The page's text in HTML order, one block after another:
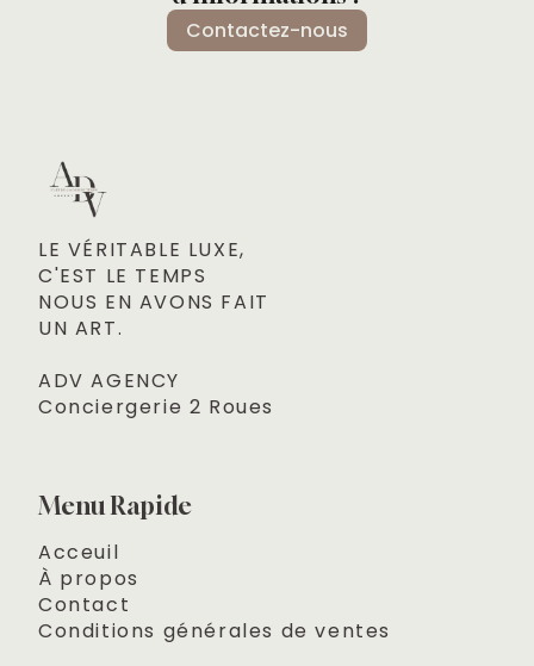
Contactez-nous
LE VÉRITABLE LUXE,
C'EST LE TEMPS
NOUS EN AVONS FAIT
UN ART.
ADV AGENCY
Conciergerie 2 Roues
Menu Rapide
Acceuil
À propos
Contact
Conditions générales de ventes